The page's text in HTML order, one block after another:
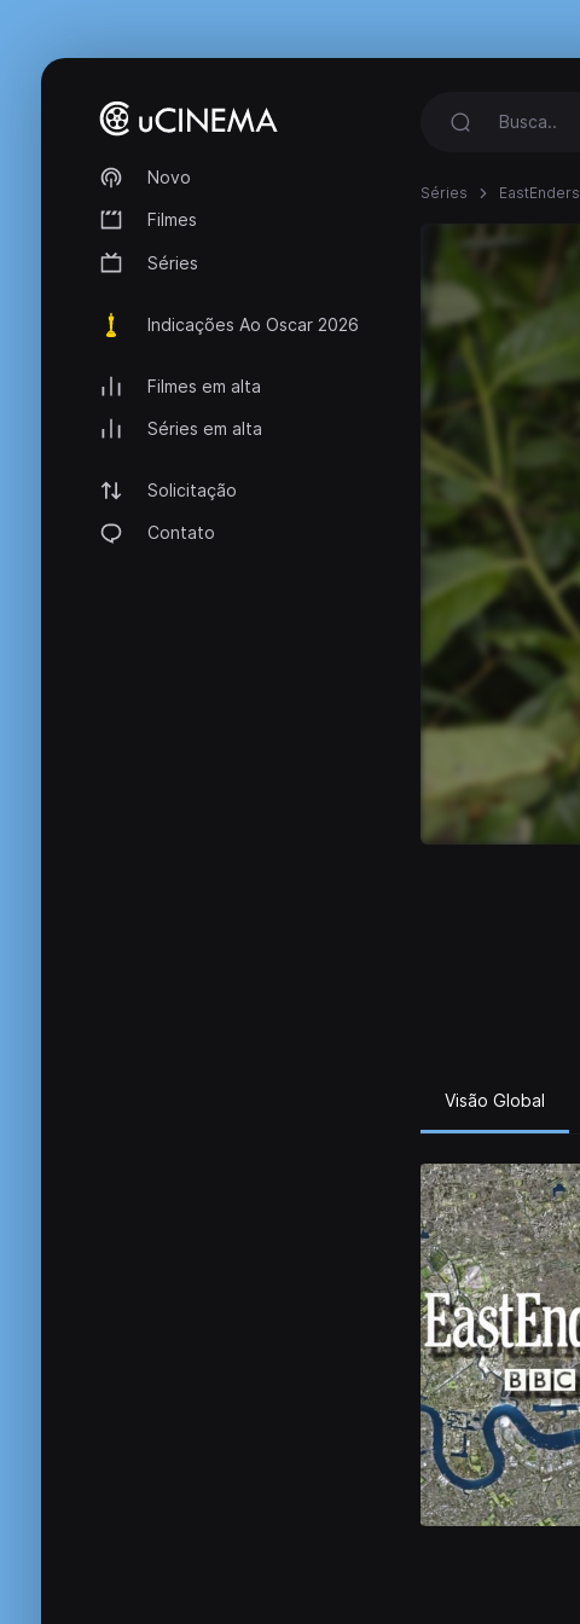
Novo
Filmes
Séries
Indicações Ao Oscar 2026
Filmes em alta
Séries em alta
Solicitação
Contato
Séries EastEnders
Visão Global